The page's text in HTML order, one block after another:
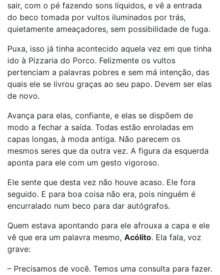
sair, com o pé fazendo sons líquidos, e vê a entrada
do beco tomada por vultos iluminados por trás,
quietamente ameaçadores, sem possibilidade de fuga.
Puxa, isso já tinha acontecido aquela vez em que tinha
ido à Pizzaria do Porco. Felizmente os vultos
pertenciam a palavras pobres e sem má intenção, das
quais ele se livrou graças ao seu papo. Devem ser elas
de novo.
Avança para elas, confiante, e elas se dispõem de
modo a fechar a saída. Todas estão enroladas em
capas longas, à moda antiga. Não parecem os
mesmos seres que da outra vez. A figura da esquerda
aponta para ele com um gesto vigoroso.
Ele sente que desta vez não houve acaso. Ele fora
seguido. E para boa coisa não era, pois ninguém é
encurralado num beco para dar autógrafos.
Quem estava apontando para ele afrouxa a capa e ele
vê que era um palavra mesmo, Acólito. Ela fala, voz
grave:
– Precisamos de você. Temos uma consulta para fazer.